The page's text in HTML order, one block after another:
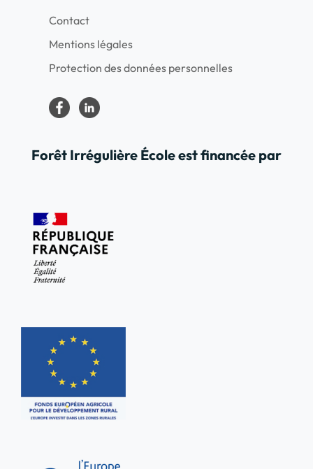
Contact
Mentions légales
Protection des données personnelles
Forêt Irrégulière École est financée par